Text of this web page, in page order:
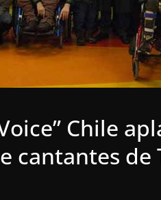
Chile
cantantes de